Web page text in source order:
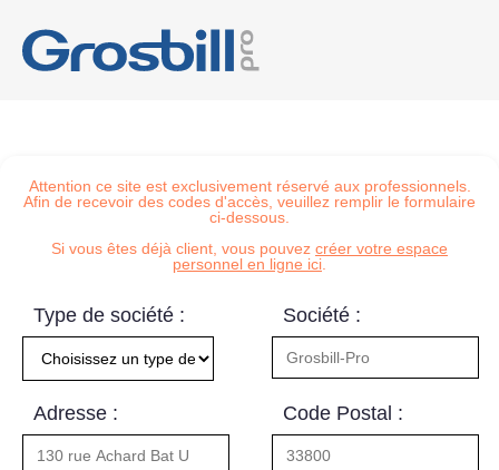
Attention ce site est exclusivement réservé aux professionnels.
Afin de recevoir des codes d'accès, veuillez remplir le formulaire
ci-dessous.
Si vous êtes déjà client, vous pouvez créer votre espace
personnel en ligne ici
Type de société : Société :
Adresse : Code Postal :